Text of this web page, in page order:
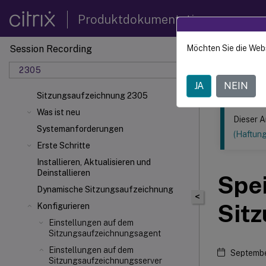
Produktdokumentation
Session Recording
2305
Sitzungsaufzeichnung 2305
Was ist neu
Systemanforderungen
Erste Schritte
Installieren, Aktualisieren und
Deinstallieren
Dynamische Sitzungsaufzeichnung
Konfigurieren
Einstellungen auf dem
Sitzungsaufzeichnungsagent
Einstellungen auf dem
Sitzungsaufzeichnungsserver
Dieser Inhalt
<
Dieser
Möchten Sie die
JA NEIN